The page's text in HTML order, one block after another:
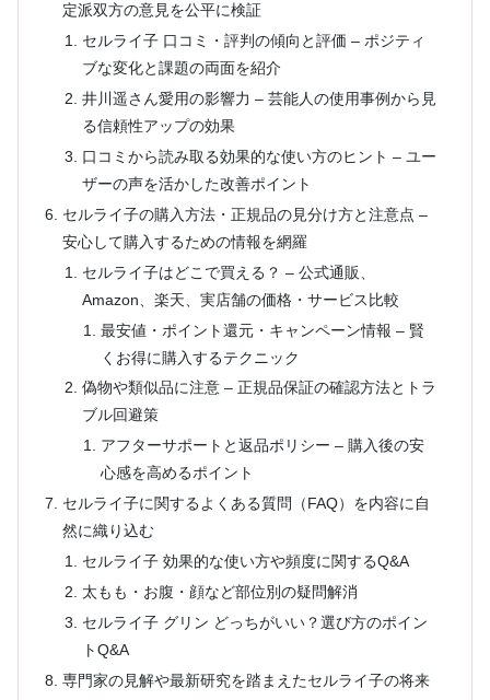
定派双方の意見を公平に検証
セルライ子 口コミ・評判の傾向と評価 – ポジティ
ブな変化と課題の両面を紹介
井川遥さん愛用の影響力 – 芸能人の使用事例から見
る信頼性アップの効果
口コミから読み取る効果的な使い方のヒント – ユー
ザーの声を活かした改善ポイント
セルライ子の購入方法・正規品の見分け方と注意点 –
安心して購入するための情報を網羅
セルライ子はどこで買える？ – 公式通販、
Amazon、楽天、実店舗の価格・サービス比較
最安値・ポイント還元・キャンペーン情報 – 賢
くお得に購入するテクニック
偽物や類似品に注意 – 正規品保証の確認方法とトラ
ブル回避策
アフターサポートと返品ポリシー – 購入後の安
心感を高めるポイント
セルライ子に関するよくある質問（FAQ）を内容に自
然に織り込む
セルライ子 効果的な使い方や頻度に関するQ&A
太もも・お腹・顔など部位別の疑問解消
セルライ子 グリン どっちがいい？選び方のポイン
トQ&A
専門家の見解や最新研究を踏まえたセルライ子の将来